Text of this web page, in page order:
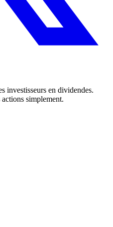
investisseurs en dividendes.
simplement.